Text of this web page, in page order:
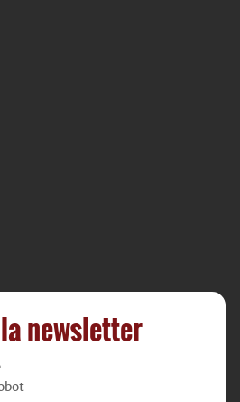
newsletter